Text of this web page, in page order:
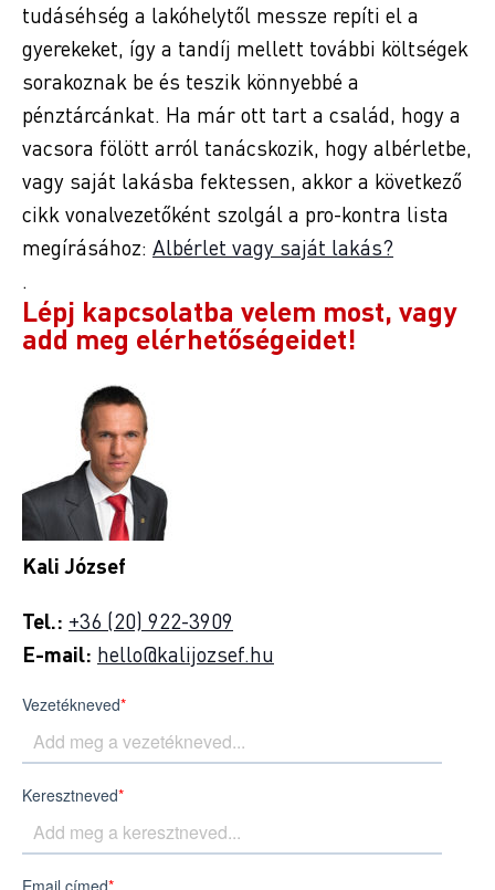
tudáséhség a lakóhelytől messze repíti el a
gyerekeket, így a tandíj mellett további költségek
sorakoznak be és teszik könnyebbé a
pénztárcánkat. Ha már ott tart a család, hogy a
vacsora fölött arról tanácskozik, hogy albérletbe,
vagy saját lakásba fektessen, akkor a következő
cikk vonalvezetőként szolgál a pro-kontra lista
megírásához: Albérlet vagy saját lakás?
.
Lépj kapcsolatba velem most, vagy
add meg elérhetőségeidet!
Kali József
Tel.: +36 (20) 922-3909
E-mail: hello@kalijozsef.hu